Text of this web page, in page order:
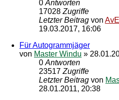
0 Antworten
17028 Zugriffe
Letzter Beitrag von AvE
19.03.2017, 16:06
Für Autogrammjäger
von Master Windu »
0 Antworten
23517 Zugriffe
Letzter Beitrag von
28.01.2011, 20:38